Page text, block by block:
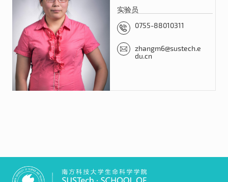
实验员
0755-88010311
zhangm6@sustech.e
du.cn